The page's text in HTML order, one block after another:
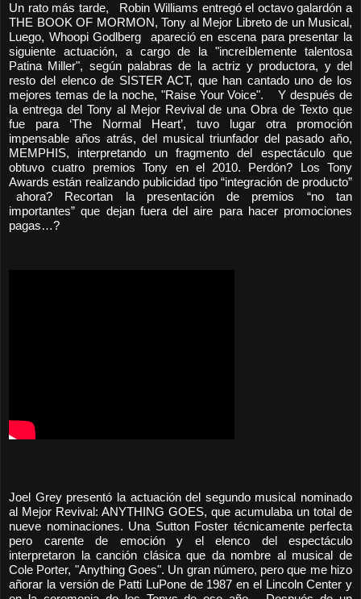
Un rato más tarde, Robin Williams entregó el octavo galardón a
THE BOOK OF MORMON, Tony al Mejor Libreto de un Musical,
Luego, Whoopi Godlberg apareció en escena para presentar la
siguiente actuación, a cargo de la "increíblemente talentosa
Patina Miller", según palabras de la actriz y productora, y del
resto del elenco de SISTER ACT, que han cantado uno de los
mejores temas de la noche, "Raise Your Voice". Y después de
la entrega del Tony al Mejor Revival de una Obra de Texto que
fue para ‘The Normal Heart’, tuvo lugar otra promoción
impensable años atrás, del musical triunfador del pasado año,
MEMPHIS, interpretando un fragmento del espectáculo que
obtuvo cuatro premios Tony en el 2010. Perdón? Los Tony
Awards están realizando publicidad tipo “integración de producto”
ahora? Recortan la presentación de premios “no tan
importantes” que dejan fuera del aire para hacer promociones
pagas…?
Joel Grey presentó la actuación del segundo musical nominado
al Mejor Revival: ANYTHING GOES, que acumulaba un total de
nueve nominaciones. Una Sutton Foster técnicamente perfecta
pero carente de emoción y el elenco del espectáculo
interpretaron la canción clásica que da nombre al musical de
Cole Porter, "Anything Goes". Un gran número, pero que me hizo
añorar la versión de Patti LuPone de 1987 en el Lincoln Center y